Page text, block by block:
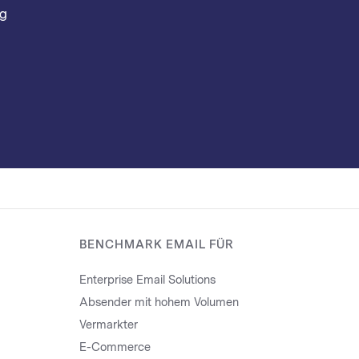
BENCHMARK EMAIL FÜR
Enterprise Email Solutions
Absender mit hohem Volumen
Vermarkter
E-Commerce